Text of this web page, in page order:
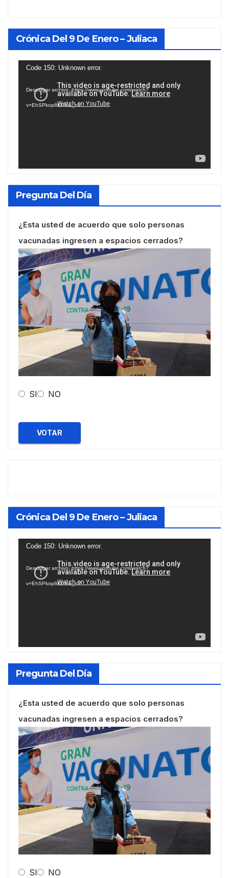
Crónica Del 9 De Enero – Juliaca
Reproductor
vídeo
Code 150: Unknown error.
Descargar archivo: https://www.youtube.com/watch?
v=EhSPkop8KPY&_=1
Pregunta Del Día
¿Esta usted de acuerdo que solo personas
vacunadas ingresen a espacios cerrados?
SI NO
VOTAR
Crónica Del 9 De Enero – Juliaca
Reproductor
vídeo
Code 150: Unknown error.
Descargar archivo: https://www.youtube.com/watch?
v=EhSPkop8KPY&_=2
Pregunta Del Día
¿Esta usted de acuerdo que solo personas
vacunadas ingresen a espacios cerrados?
SI NO